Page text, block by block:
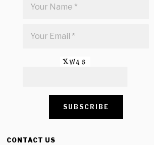
CONTACT US